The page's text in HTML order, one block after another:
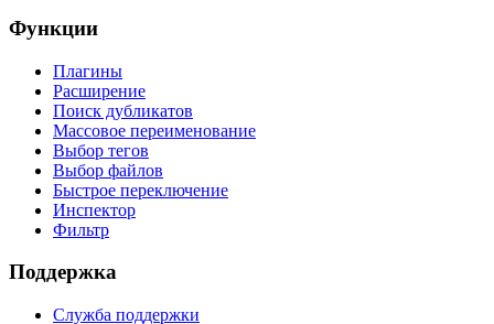
Функции
Плагины
Расширение
Поиск дубликатов
Массовое переименование
Выбор тегов
Выбор файлов
Быстрое переключение
Инспектор
Фильтр
Поддержка
Служба поддержки